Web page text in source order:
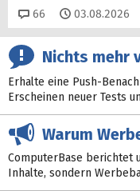
66 Kommentare
03.08.2026
Nichts mehr
Erhalte eine Push-
Erscheinen neuer Tests
Warum
ComputerBase berichtet
Inhalte, sondern